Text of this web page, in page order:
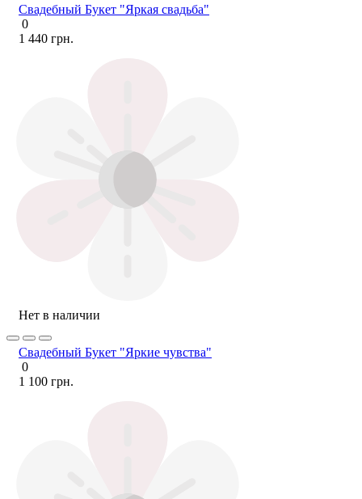
Свадебный Букет "Яркая свадьба"
0
1 440 грн.
Нет в наличии
Свадебный Букет "Яркие чувства"
0
1 100 грн.